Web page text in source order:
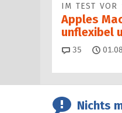
IM TEST VOR
Apples
unflexibel
35
Nichts